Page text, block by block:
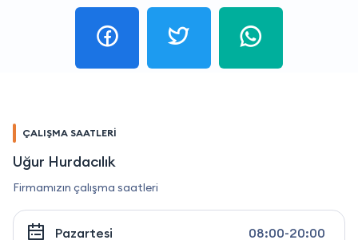
ÇALIŞMA SAATLERİ
Uğur Hurdacılık
Firmamızın çalışma saatleri
Pazartesi 08:00-20:00